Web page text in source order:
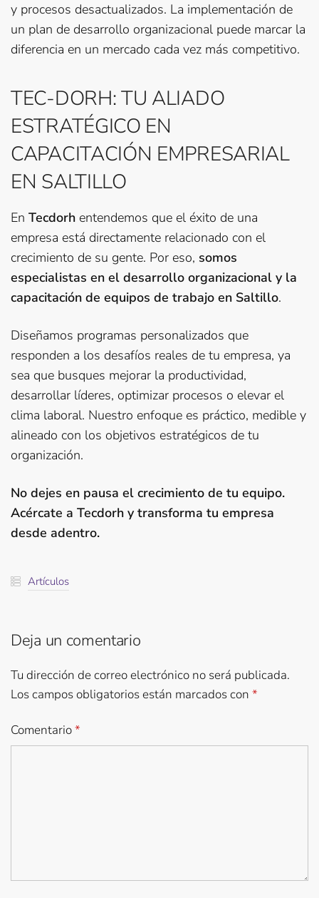
y procesos desactualizados. La implementación de
un plan de desarrollo organizacional puede marcar la
diferencia en un mercado cada vez más competitivo.
TEC-DORH: TU ALIADO
ESTRATÉGICO EN
CAPACITACIÓN EMPRESARIAL
EN SALTILLO
En Tecdorh entendemos que el éxito de una
empresa está directamente relacionado con el
crecimiento de su gente. Por eso, somos
especialistas en el desarrollo organizacional y la
capacitación de equipos de trabajo en Saltillo.
Diseñamos programas personalizados que
responden a los desafíos reales de tu empresa, ya
sea que busques mejorar la productividad,
desarrollar líderes, optimizar procesos o elevar el
clima laboral. Nuestro enfoque es práctico, medible y
alineado con los objetivos estratégicos de tu
organización.
No dejes en pausa el crecimiento de tu equipo.
Acércate a Tecdorh y transforma tu empresa
desde adentro.
Artículos
Deja un comentario
Tu dirección de correo electrónico no será publicada.
Los campos obligatorios están marcados con *
Comentario*